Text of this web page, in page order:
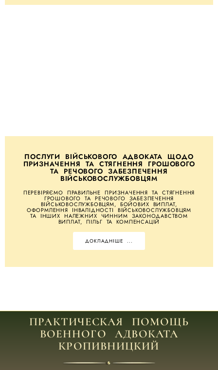
ПОСЛУГИ ВІЙСЬКОВОГО АДВОКАТА ЩОДО
ПРИЗНАЧЕННЯ ТА СТЯГНЕННЯ ГРОШОВОГО
ТА РЕЧОВОГО ЗАБЕЗПЕЧЕННЯ
ВІЙСЬКОВОСЛУЖБОВЦЯМ
ПЕРЕВІРЯЄМО ПРАВИЛЬНЕ ПРИЗНАЧЕННЯ ТА СТЯГНЕННЯ
ГРОШОВОГО ТА РЕЧОВОГО ЗАБЕЗПЕЧЕННЯ
ВІЙСЬКОВОСЛУЖБОВЦЯМ, БОЙОВИХ ВИПЛАТ,
ОФОРМЛЕННЯ ІНВАЛІДНОСТІ ВІЙСЬКОВОСЛУЖБОВЦЯМ
ТА ІНШИХ НАЛЕЖНИХ ЧИННИМ ЗАКОНОДАВСТВОМ
ВИПЛАТ, ПІЛЬГ ТА КОМПЕНСАЦІЙ
ДОКЛАДНІШЕ ...
ПРАКТИЧЕСКАЯ ПОМОЩЬ
ВОЕННОГО АДВОКАТА
КРОПИВНИЦКИЙ